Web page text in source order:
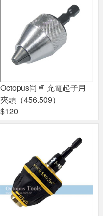
Octopus尚卓 充電起子用
夾頭（456.509）
$120